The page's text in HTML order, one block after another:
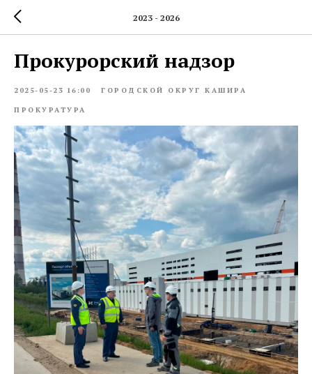
2023 - 2026
Прокурорский надзор
2025-05-23 16:00 ГОРОДСКОЙ ОКРУГ КАШИРА
ПРОКУРАТУРА